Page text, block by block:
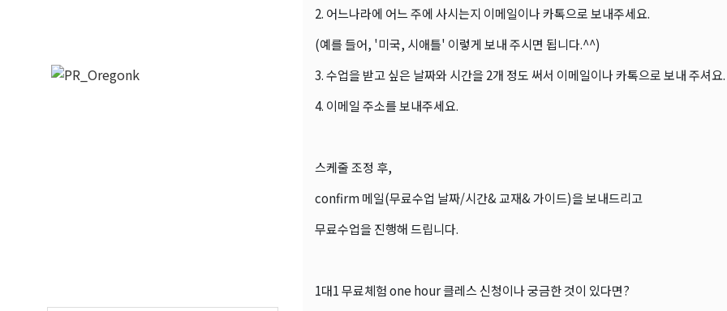
2. 어느나라에 어느 주에 사시는지 이메일이나 카톡으로 보내주세요.
(예를 들어, '미국, 시애틀' 이렇게 보내 주시면 됩니다.^^)
3. 수업을 받고 싶은 날짜와 시간을 2개 정도 써서 이메일이나 카톡으로 보내 주셔요.
4. 이메일 주소를 보내주세요.
스케줄 조정 후,
confirm 메일(무료수업 날짜/시간& 교재& 가이드)을 보내드리고
무료수업을 진행해 드립니다.
1대1 무료체험 one hour 클레스 신청이나 궁금한 것이 있다면?